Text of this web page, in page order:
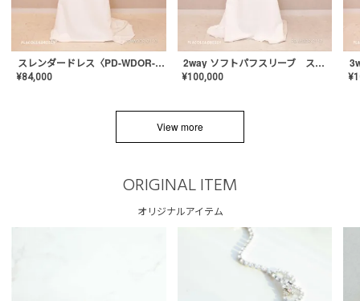
スレンダードレス〈PD-WDOR-2110〉
¥84,000
2way ソフトパフスリーブ スレンダードレス〈PD-WDOR-2112〉
¥100,000 ¥
View more
ORIGINAL ITEM
オリジナルアイテム